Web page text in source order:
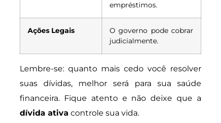
empréstimos.
Ações Legais
O governo pode cobrar
judicialmente.
Lembre-se: quanto mais cedo você resolver
suas dívidas, melhor será para sua saúde
financeira. Fique atento e não deixe que a
dívida ativa controle sua vida.